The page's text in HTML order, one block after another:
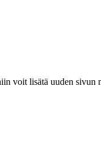
voit lisätä uuden sivun